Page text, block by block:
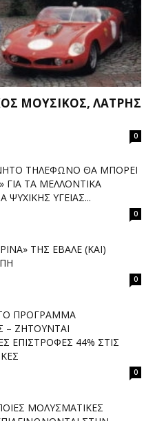
ΜΟΥΣΙΚΌΣ, ΛΆΤΡΗΣ
0
ΤΗΛΈΦΩΝΟ ΘΑ ΜΠΟΡΕΊ
ΓΙΑ ΤΑ ΜΕΛΛΟΝΤΙΚΆ
ΥΓΕΊΑΣ...
0
ΤΗΣ ΈΒΑΛΕ (ΚΑΙ)
0
ΠΡΌΓΡΑΜΜΑ
– ΖΗΤΟΎΝΤΑΙ
ΕΠΙΣΤΡΟΦΈΣ 44% ΣΤΙΣ
0
ΜΟΛΥΣΜΑΤΙΚΈΣ